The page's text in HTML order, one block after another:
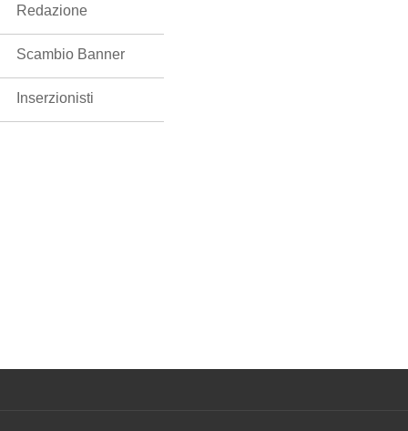
Redazione
Scambio Banner
Inserzionisti